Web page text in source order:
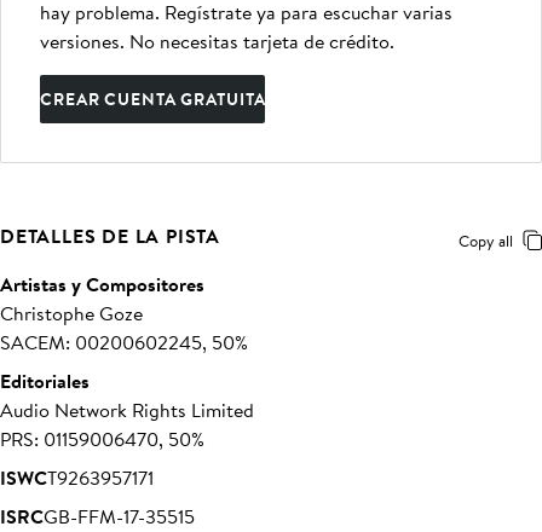
hay problema. Regístrate ya para escuchar varias
versiones. No necesitas tarjeta de crédito.
CREAR CUENTA GRATUITA
DETALLES DE LA PISTA Copy all
Artistas y Compositores
Christophe Goze
SACEM: 00200602245, 50%
Editoriales
Audio Network Rights Limited
PRS: 01159006470, 50%
ISWCT9263957171
ISRCGB-FFM-17-35515